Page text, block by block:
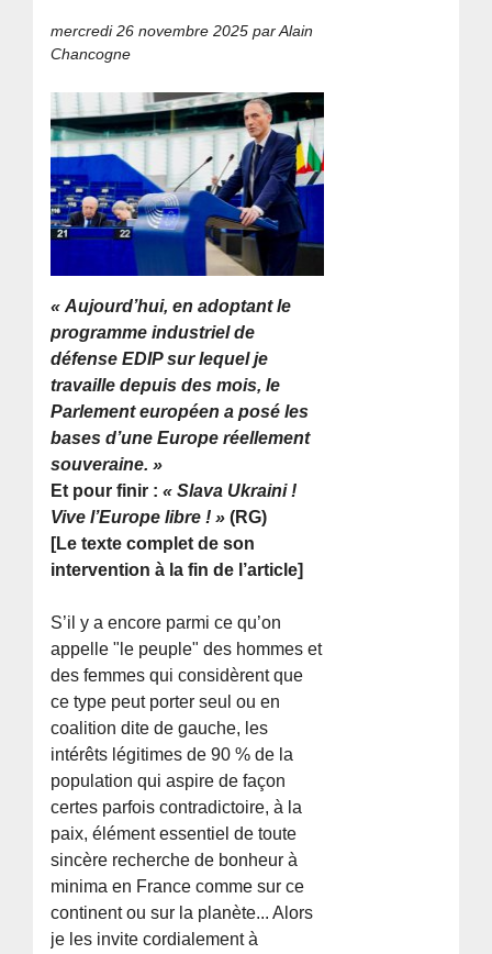
mercredi 26 novembre 2025 par Alain
Chancogne
« Aujourd’hui, en adoptant le
programme industriel de
défense EDIP sur lequel je
travaille depuis des mois, le
Parlement européen a posé les
bases d’une Europe réellement
souveraine. »
Et pour finir :« Slava Ukraini !
Vive l’Europe libre ! » (RG)
[Le texte complet de son
intervention à la fin de l’article]
S’il y a encore parmi ce qu’on
appelle "le peuple" des hommes et
des femmes qui considèrent que
ce type peut porter seul ou en
coalition dite de gauche, les
intérêts légitimes de 90 % de la
population qui aspire de façon
certes parfois contradictoire, à la
paix, élément essentiel de toute
sincère recherche de bonheur à
minima en France comme sur ce
continent ou sur la planète... Alors
je les invite cordialement à